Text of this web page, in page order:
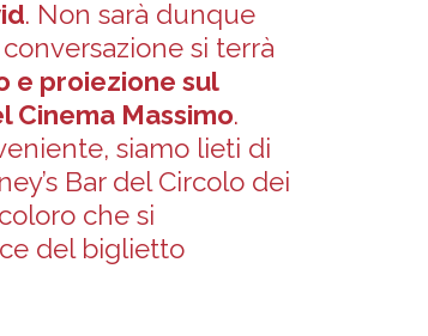
. Non sarà dunque
si terrà
e proiezione sul
Cinema Massimo.
siamo lieti di
Bar del Circolo dei
che si
del biglietto